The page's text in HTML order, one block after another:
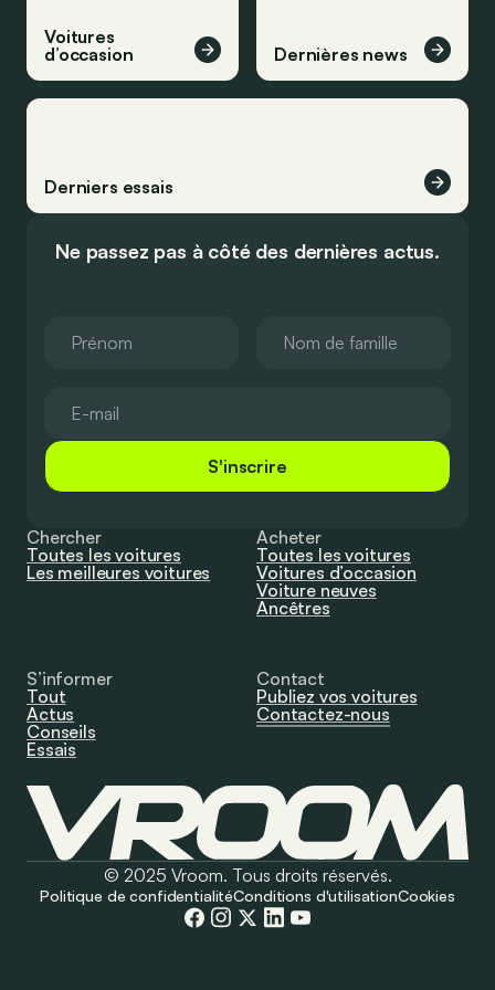
Voitures
d’occasion
Dernières news
Derniers essais
Ne passez pas à côté des dernières actus.
S'inscrire
Chercher
Toutes les voitures
Les meilleures voitures
Acheter
Toutes les voitures
Voitures d’occasion
Voiture neuves
Ancêtres
S’informer
Tout
Actus
Conseils
Essais
Contact
Publiez vos voitures
Contactez-nous
© 2025 Vroom. Tous droits réservés.
Politique de confidentialitéConditions d'utilisationCookies